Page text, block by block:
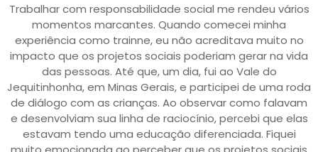
Trabalhar com responsabilidade social me rendeu vários
momentos marcantes. Quando comecei minha
experiência como trainne, eu não acreditava muito no
impacto que os projetos sociais poderiam gerar na vida
das pessoas. Até que, um dia, fui ao Vale do
Jequitinhonha, em Minas Gerais, e participei de uma roda
de diálogo com as crianças. Ao observar como falavam
e desenvolviam sua linha de raciocínio, percebi que elas
estavam tendo uma educação diferenciada. Fiquei